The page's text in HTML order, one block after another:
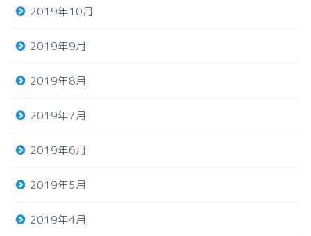
2019年10月
2019年9月
2019年8月
2019年7月
2019年6月
2019年5月
2019年4月